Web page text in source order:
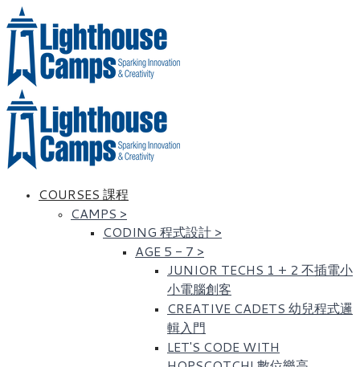
COURSES 課程
CAMPS >
CODING 程式設計 >
AGE 5 - 7 >
JUNIOR TECHS 1 + 2 不插電小
小電腦創客
CREATIVE CADETS 幼兒程式邏
輯入門
LET'S CODE WITH